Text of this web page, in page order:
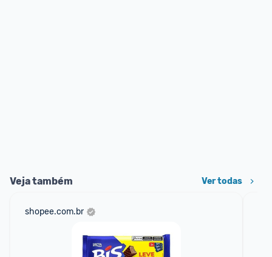
Veja também Ver todas
shopee.com.br